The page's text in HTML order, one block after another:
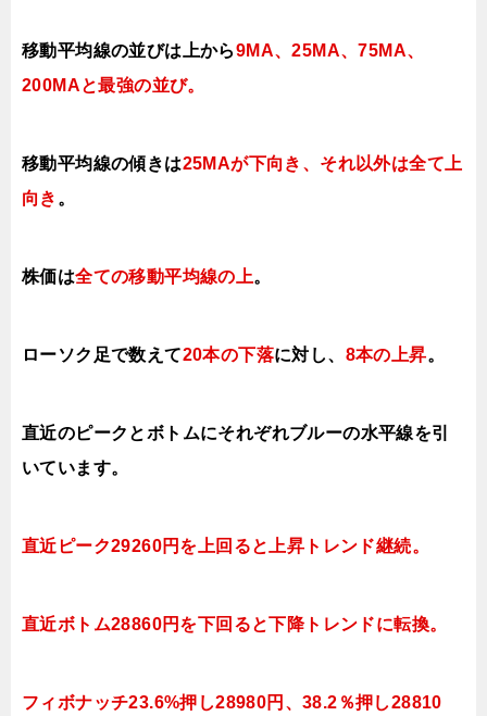
移動平均線の並びは 上から9MA、25MA、75MA、
200MAと最強の並び。
移動平均線の傾きは25MAが下向き、それ以外は全て上
向き 。
株価は全ての移動平均線の上。
ローソク足で数えて20本の下落に対し、 8本の上昇。
直近のピークとボトムにそれぞれブルーの水平線を引
いています。
直近ピーク29260円を上 回ると上昇 トレンド継続。
直近ボトム28860円を下回ると下降トレンドに転換。
フィボナッチ23.6%押し28980円、38.2％押し28810